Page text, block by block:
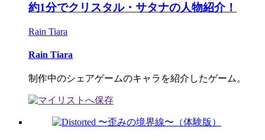
約1分でクリスタル・サタナの人物紹介！
Rain Tiara
Rain Tiara
制作中のシェアゲームのキャラを紹介したゲーム。